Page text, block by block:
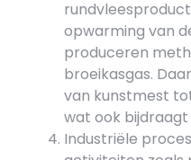
opwarming van
produceren
broeikasgas.
van kunstmest
wat ook
Industriële